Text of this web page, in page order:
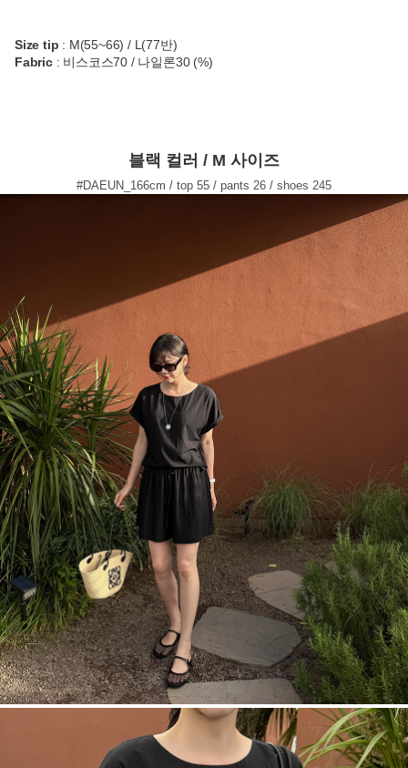
Size tip : M(55~66) / L(77반)
Fabric: 비스코스70 / 나일론30 (%)
블랙 컬러 / M 사이즈
#DAEUN_166cm / top 55 / pants 26 / shoes 245